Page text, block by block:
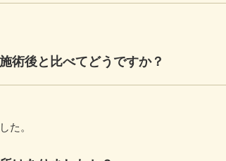
術後と比べてどうですか？
た。